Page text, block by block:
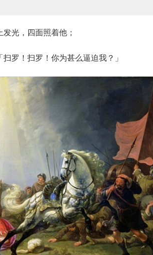
光，四面照着他；
罗！扫罗！你为甚么逼迫我？」